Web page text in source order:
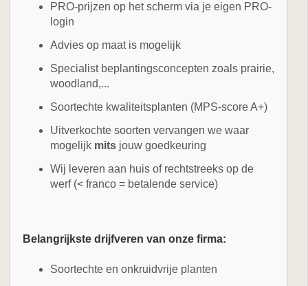
PRO-prijzen op het scherm via je eigen PRO-
login
Advies op maat is mogelijk
Specialist beplantingsconcepten zoals prairie,
woodland,...
Soortechte kwaliteitsplanten (MPS-score A+)
Uitverkochte soorten vervangen we waar
mogelijk mits jouw goedkeuring
Wij leveren aan huis of rechtstreeks op de
werf (< franco = betalende service)
Belangrijkste drijfveren van onze firma:
Soortechte en onkruidvrije planten